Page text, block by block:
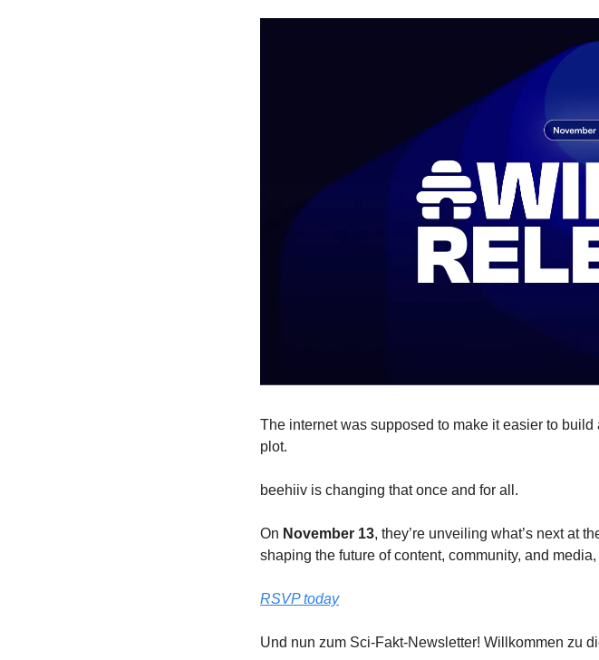
The internet was supposed to make it easier to
plot.
beehiiv is changing that once and for all.
On November 13, they’re unveiling what’s next at
shaping the future of content, community, and
RSVP today
Und nun zum Sci-Fakt-Newsletter! Willkommen zu